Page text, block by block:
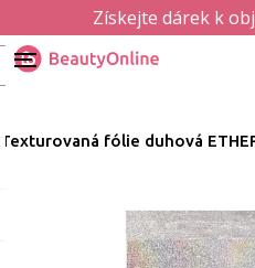
Získejte dárek k
Texturovaná fólie duhová